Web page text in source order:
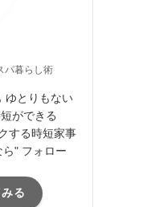
パ暮らし術
ゆとりもない
ができる
する時短家事
" フォロー
る